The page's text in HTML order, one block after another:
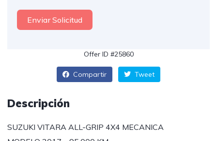
Enviar Solicitud
Offer ID #25860
Compartir Tweet
Descripción
SUZUKI VITARA ALL-GRIP 4X4 MECANICA